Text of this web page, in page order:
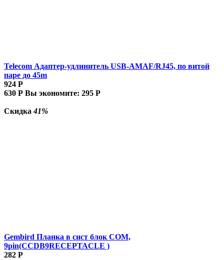
Telecom Адаптер-удлинитель USB-AMAF/RJ45, по витой
паре до 45m
924 Р
630 Р Вы экономите: 295 Р
Скидка41%
Gembird Планка в сист блок COM,
9pin(CCDB9RECEPTACLE )
282 Р